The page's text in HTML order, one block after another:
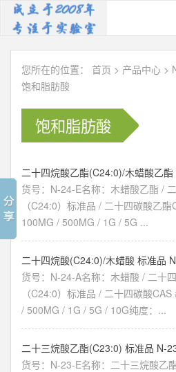
您所在的位置： 首页 > 产品中心 >
饱和脂肪酸
饱和脂肪酸
二十四烷酸乙酯(C24:0)/木蜡酸乙
货号：N-24-E名称：木蜡酸乙酯 /
（C24:0）标准品 / 二十四碳酸乙
100MG / 500MG / 1G / 5G ...
二十四烷酸(C24:0)/木蜡酸 标准品
货号：N-24-A名称：木蜡酸 / 二十
（C24:0）标准品 / 二十四碳酸
/ 500MG / 1G / 5G / 10G纯度：...
二十三烷酸乙酯(C23:0) 标准品 N-
货号：N-23-E名称：二十三烷酸乙